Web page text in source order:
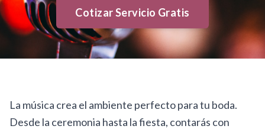
Cotizar Servicio Gratis
La música crea el ambiente perfecto para tu boda.
Desde la ceremonia hasta la fiesta, contarás con